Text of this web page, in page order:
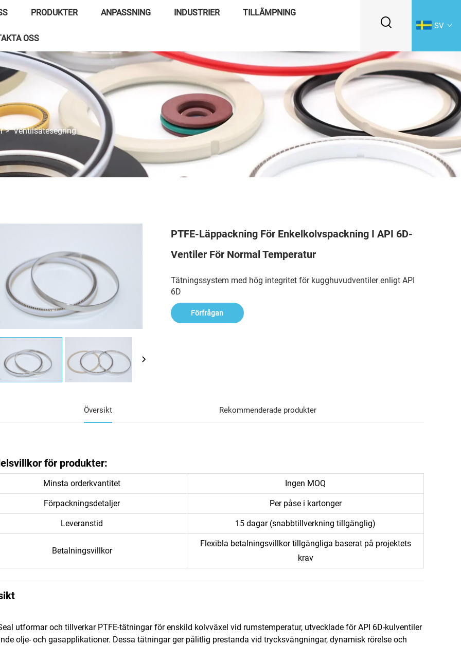
PRODUKTER ANPASSNING INDUSTRIER TILLÄMPNING
OSS
SV
>Ventilsätesegring
PTFE-Läppackning För Enkelkolvspackning I API 6D-
Ventiler För Normal Temperatur
Tätningssystem med hög integritet för kugghuvudventiler enligt API
6D
Förfrågan
Översikt Rekommenderade produkter
för produkter:
Minsta orderkvantitet Ingen MOQ
Förpackningsdetaljer Per påse i kartonger
Leveranstid 15 dagar (snabbtillverkning tillgänglig)
Betalningsvillkor
Flexibla betalningsvillkor tillgängliga baserat på projektets
krav
utformar och tillverkar PTFE-tätningar för enskild kolvväxel vid rumstemperatur, utvecklade för API 6D-kulventiler
olje- och gasapplikationer. Dessa tätningar ger pålitlig prestanda vid trycksvängningar, dynamisk rörelse och